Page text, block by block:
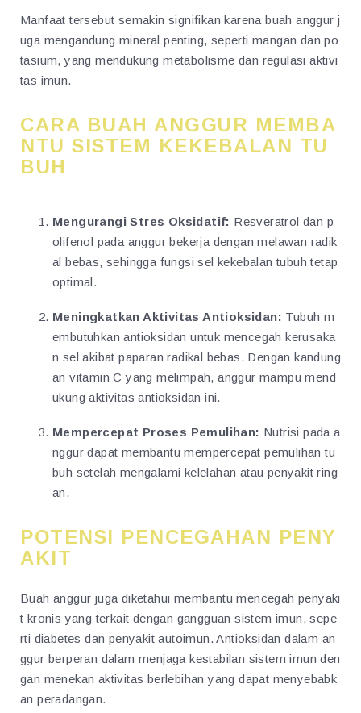
Manfaat tersebut semakin signifikan karena buah anggur j
uga mengandung mineral penting, seperti mangan dan po
tasium, yang mendukung metabolisme dan regulasi aktivi
tas imun.
CARA BUAH ANGGUR MEMBA
NTU SISTEM KEKEBALAN TU
BUH
Mengurangi Stres Oksidatif: Resveratrol dan p
olifenol pada anggur bekerja dengan melawan radik
al bebas, sehingga fungsi sel kekebalan tubuh tetap
optimal.
Meningkatkan Aktivitas Antioksidan: Tubuh m
embutuhkan antioksidan untuk mencegah kerusaka
n sel akibat paparan radikal bebas. Dengan kandung
an vitamin C yang melimpah, anggur mampu mend
ukung aktivitas antioksidan ini.
Mempercepat Proses Pemulihan: Nutrisi pada a
nggur dapat membantu mempercepat pemulihan tu
buh setelah mengalami kelelahan atau penyakit ring
an.
POTENSI PENCEGAHAN PENY
AKIT
Buah anggur juga diketahui membantu mencegah penyaki
t kronis yang terkait dengan gangguan sistem imun, sepe
rti diabetes dan penyakit autoimun. Antioksidan dalam an
ggur berperan dalam menjaga kestabilan sistem imun den
gan menekan aktivitas berlebihan yang dapat menyebabk
an peradangan.